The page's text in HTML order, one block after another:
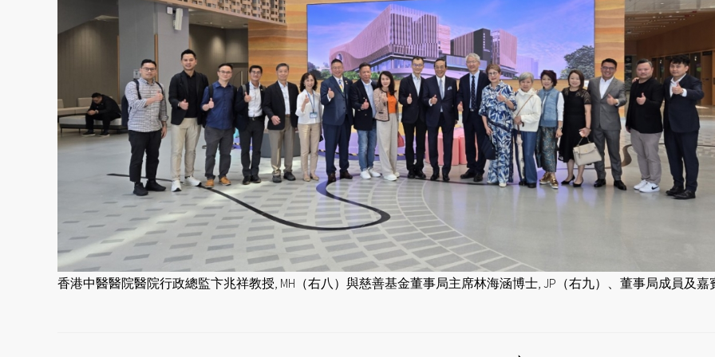
香港中醫醫院醫院行政總監卞兆祥教授, MH（右八）與慈善基金董事局主席林海涵博士, JP（右九）、董事局成員及嘉